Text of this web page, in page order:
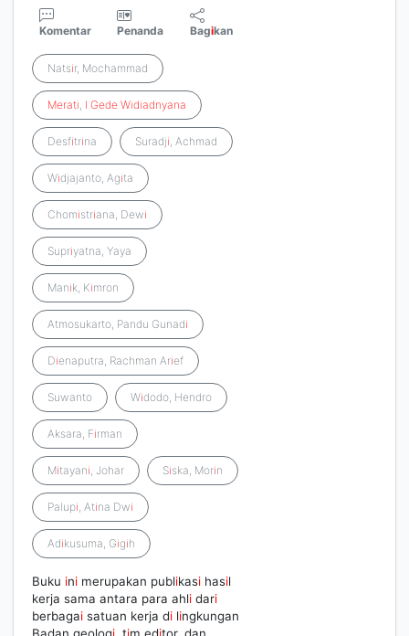
Komentar Penanda Bagikan
Natsir, Mochammad
Merati, I Gede Widiadnyana
Desfitrina Suradji, Achmad
Widjajanto, Agita
Chomistriana, Dewi
Supriyatna, Yaya
Manik, Kimron
Atmosukarto, Pandu Gunadi
Dienaputra, Rachman Arief
Suwanto Widodo, Hendro
Aksara, Firman
Mitayani, Johar Siska, Morin
Palupi, Atina Dwi
Adikusuma, Gigih
Buku ini merupakan publikasi hasil
kerja sama antara para ahli dari
berbagai satuan kerja di lingkungan